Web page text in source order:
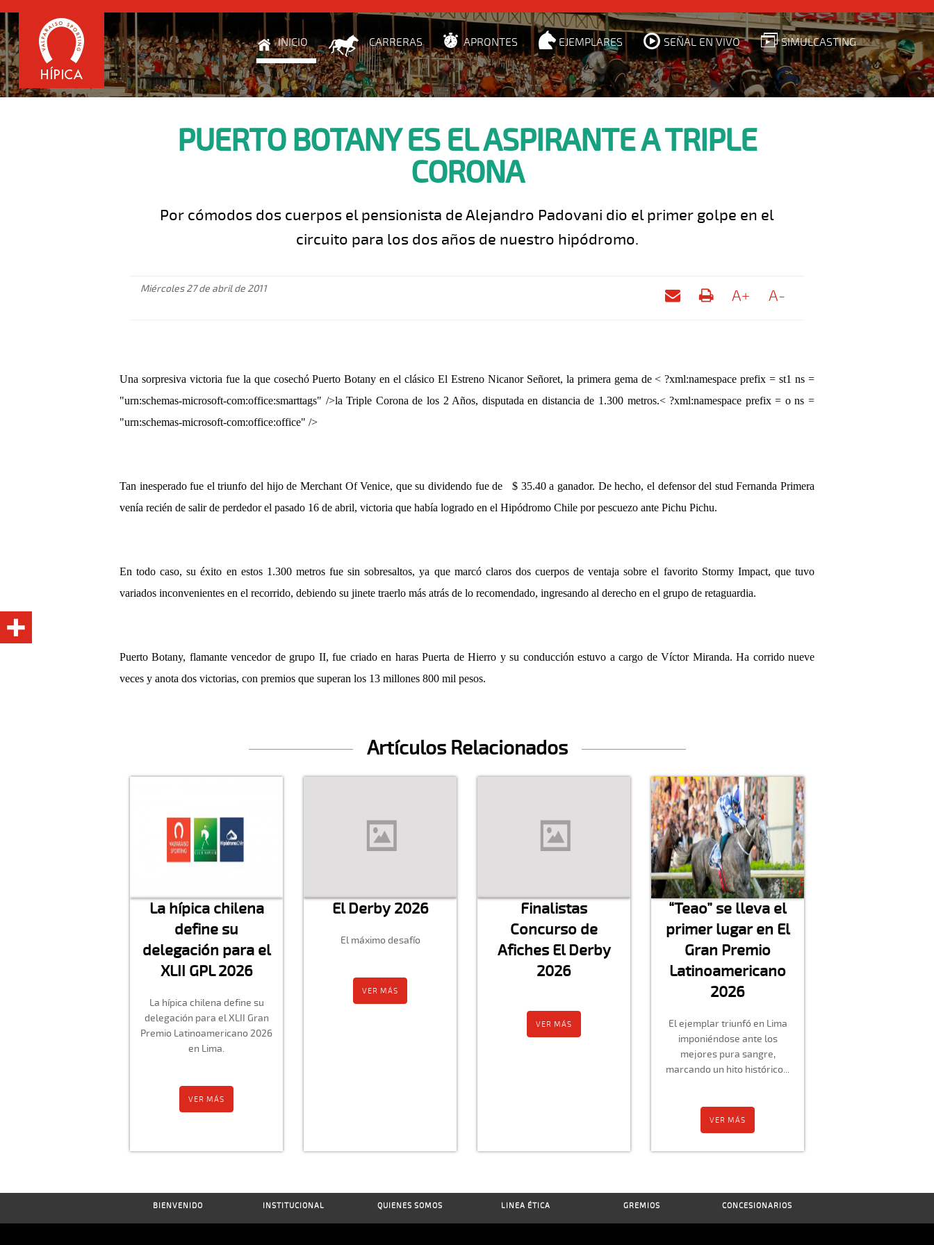
INICIO CARRERAS APRONTES EJEMPLARES SEÑAL EN VIVO SIMULCASTING
PUERTO BOTANY ES EL ASPIRANTE A TRIPLE
CORONA
Por cómodos dos cuerpos el pensionista de Alejandro Padovani dio el primer golpe en el
circuito para los dos años de nuestro hipódromo.
Miércoles 27 de abril de 2011 A+ A-
Una sorpresiva victoria fue la que cosechó Puerto Botany en el clásico El Estreno Nicanor Señoret, la primera gema de < ?xml:namespace prefix = st1 ns =
"urn:schemas-microsoft-com:office:smarttags" />la Triple Corona de los 2 Años, disputada en distancia de 1.300 metros.< ?xml:namespace prefix = o ns =
"urn:schemas-microsoft-com:office:office" />
Tan inesperado fue el triunfo del hijo de Merchant Of Venice, que su dividendo fue de $ 35.40 a ganador. De hecho, el defensor del stud Fernanda Primera
venía recién de salir de perdedor el pasado 16 de abril, victoria que había logrado en el Hipódromo Chile por pescuezo ante Pichu Pichu.
En todo caso, su éxito en estos 1.300 metros fue sin sobresaltos, ya que marcó claros dos cuerpos de ventaja sobre el favorito Stormy Impact, que tuvo
variados inconvenientes en el recorrido, debiendo su jinete traerlo más atrás de lo recomendado, ingresando al derecho en el grupo de retaguardia.
Puerto Botany, flamante vencedor de grupo II, fue criado en haras Puerta de Hierro y su conducción estuvo a cargo de Víctor Miranda. Ha corrido nueve
veces y anota dos victorias, con premios que superan los 13 millones 800 mil pesos.
Artículos Relacionados
La hípica chilena
define su
delegación para el
XLII GPL 2026
La hípica chilena define su
delegación para el XLII Gran
Premio Latinoamericano 2026
en Lima.
VER MÁS
El Derby 2026
El máximo desafío
VER MÁS
Finalistas
Concurso de
Afiches El Derby
2026
VER MÁS
“Teao” se lleva el
primer lugar en El
Gran Premio
Latinoamericano
2026
El ejemplar triunfó en Lima
imponiéndose ante los
mejores pura sangre,
marcando un hito histórico...
VER MÁS
BIENVENIDO INSTITUCIONAL QUIENES SOMOS LINEA ÉTICA GREMIOS CONCESIONARIOS